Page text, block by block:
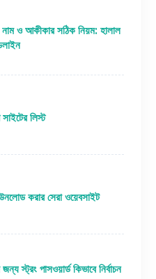
ও আকীকার সঠিক নিয়ম: হালাল
লিস্ট
করার সেরা ওয়েবসাইট
স্ট্রং পাসওয়ার্ড কিভাবে নির্বাচন